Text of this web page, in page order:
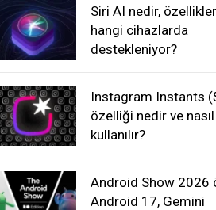
Siri AI nedir,
hangi cihazlarda
destekleniyor?
Instagram Instants
özelliği nedir ve nasıl
kullanılır?
Android Show 2026
Android 17, Gemini